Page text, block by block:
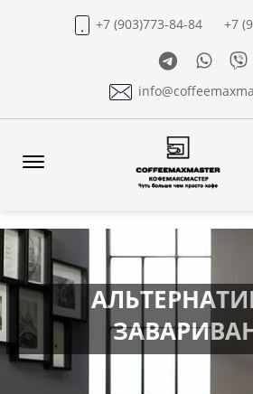
+7 (903)773-84-84
+7
Telegram
Open